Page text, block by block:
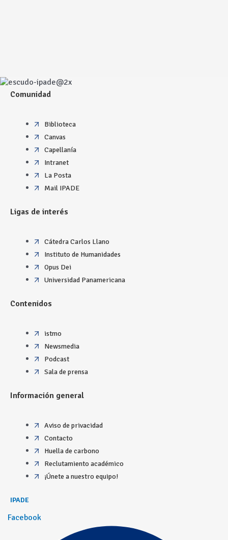
Comunidad
Biblioteca
Canvas
Capellanía
Intranet
La Posta
Mail IPADE
Ligas de interés
Cátedra Carlos Llano
Instituto de Humanidades
Opus Dei
Universidad Panamericana
Contenidos
istmo
Newsmedia
Podcast
Sala de prensa
Información general
Aviso de privacidad
Contacto
Huella de carbono
Reclutamiento académico
¡Únete a nuestro equipo!
IPADE
Facebook